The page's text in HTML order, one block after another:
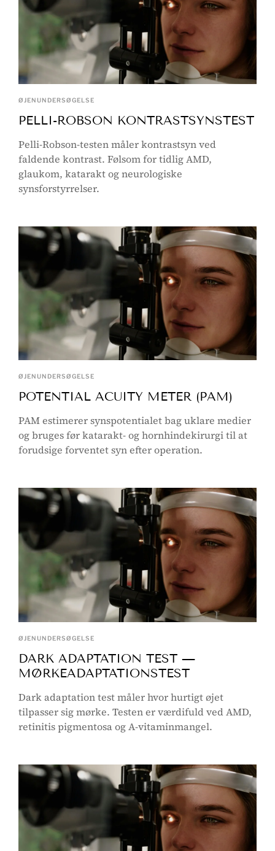
ØJENUNDERSØGELSE
PELLI-ROBSON KONTRASTSYNSTEST
Pelli-Robson-testen måler kontrastsyn ved
faldende kontrast. Følsom for tidlig AMD,
glaukom, katarakt og neurologiske
synsforstyrrelser.
ØJENUNDERSØGELSE
POTENTIAL ACUITY METER (PAM)
PAM estimerer synspotentialet bag uklare medier
og bruges før katarakt- og hornhindekirurgi til at
forudsige forventet syn efter operation.
ØJENUNDERSØGELSE
DARK ADAPTATION TEST —
MØRKEADAPTATIONSTEST
Dark adaptation test måler hvor hurtigt øjet
tilpasser sig mørke. Testen er værdifuld ved AMD,
retinitis pigmentosa og A-vitaminmangel.